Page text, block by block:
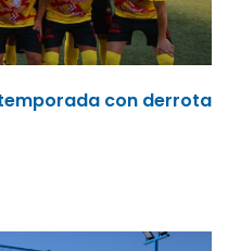
con derrota